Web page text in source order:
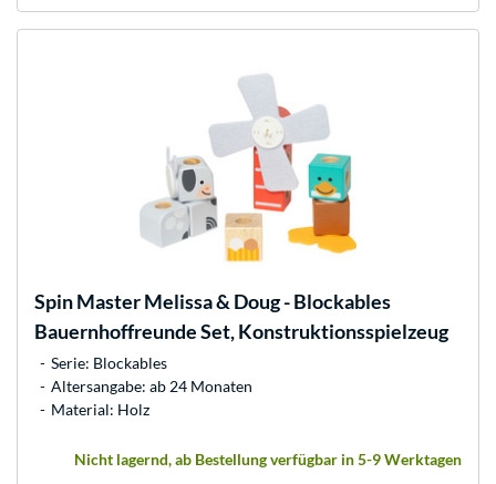
Spin MasterMelissa & Doug - Blockables
Bauernhoffreunde Set, Konstruktionsspielzeug
Serie: Blockables
Altersangabe: ab 24 Monaten
Material: Holz
Nicht lagernd, ab Bestellung verfügbar in 5-9 Werktagen